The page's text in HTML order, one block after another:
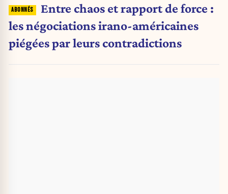
Entre chaos et rapport de force :
les négociations irano-américaines
piégées par leurs contradictions